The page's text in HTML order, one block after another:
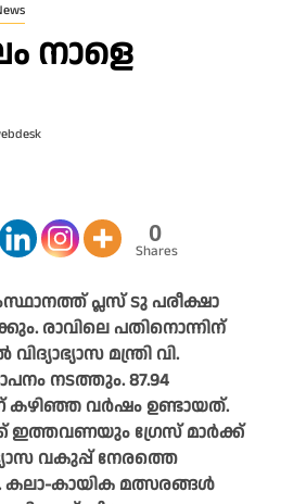
നാളെ
0
Shares
പ്ലസ് ടു പരീക്ഷാ
രാവിലെ പതിനൊന്നിന്
മന്ത്രി വി.
നടത്തും. 87.94
കഴിഞ്ഞ വര്‍ഷം ഉണ്ടായത്.
ഇത്തവണയും ഗ്രേസ് മാര്‍ക്ക്
വകുപ്പ് നേരത്തെ
കലാ-കായിക മത്സരങ്ങള്‍